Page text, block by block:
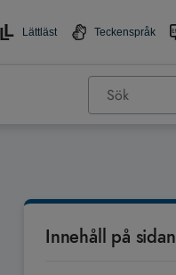
Lättläst Teckenspråk
Innehåll på sidan